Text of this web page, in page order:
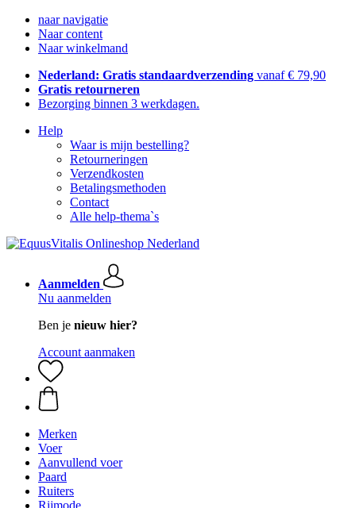
naar navigatie
Naar content
Naar winkelmand
Nederland: Gratis standaardverzending vanaf € 79,90
Gratis retourneren
Bezorging binnen 3 werkdagen.
Help
Waar is mijn bestelling?
Retourneringen
Verzendkosten
Betalingsmethoden
Contact
Alle help-thema`s
Aanmelden
Nu aanmelden
Ben je nieuw hier?
Account aanmaken
Merken
Voer
Aanvullend voer
Paard
Ruiters
Rijmode